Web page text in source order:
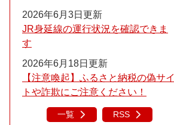
2026年6月3日更新
JR身延線の運行状況を確認できま
す
2026年6月18日更新
【注意喚起】ふるさと納税の偽サイ
トや詐欺にご注意ください！
一覧 RSS